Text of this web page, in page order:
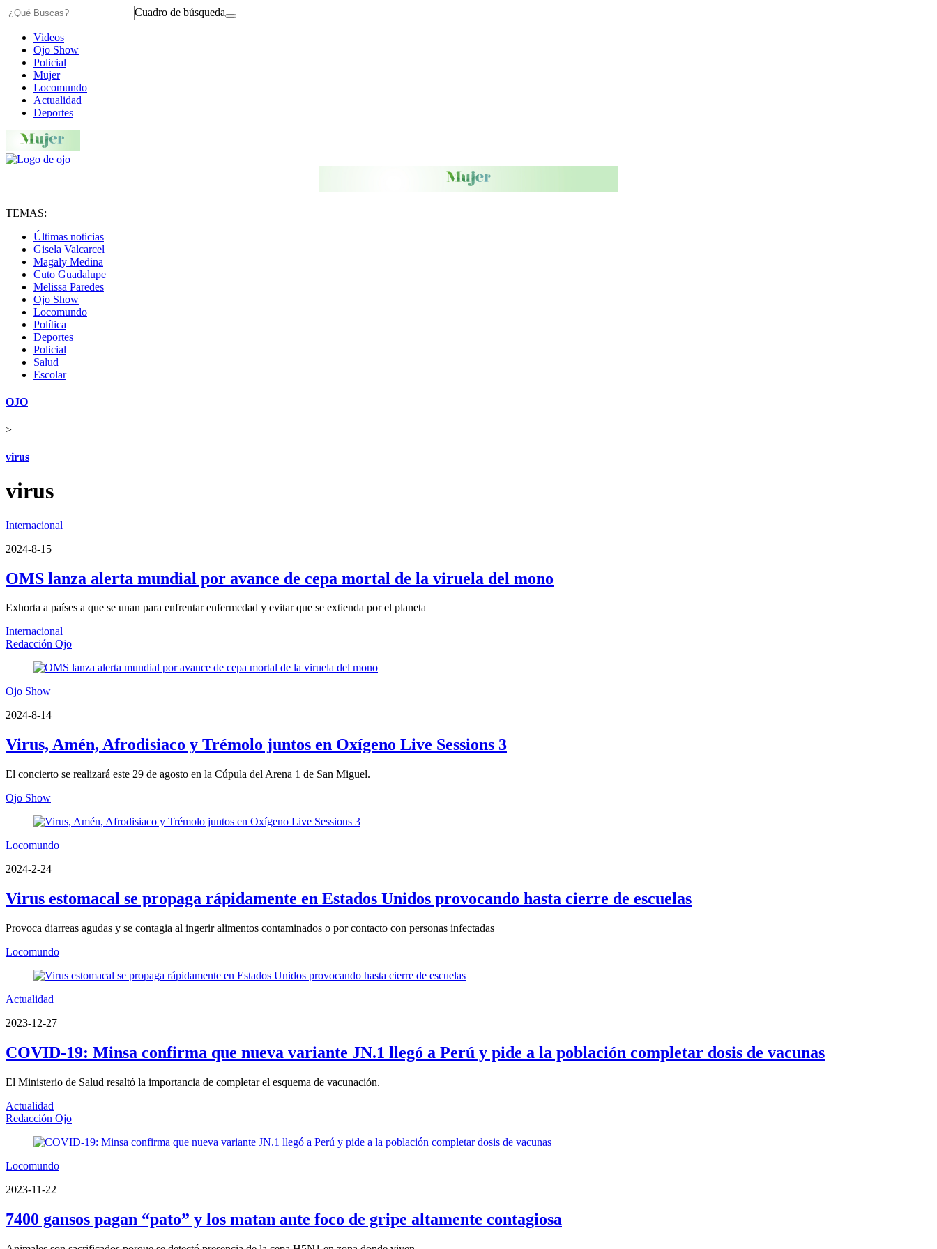
Cuadro de búsqueda
Videos
Ojo Show
Policial
Mujer
Locomundo
Actualidad
Deportes
TEMAS:
Últimas noticias
Gisela Valcarcel
Magaly Medina
Cuto Guadalupe
Melissa Paredes
Ojo Show
Locomundo
Política
Deportes
Policial
Salud
Escolar
OJO
>
virus
virus
Internacional
2024-8-15
OMS lanza alerta mundial por avance de cepa mortal de la viruela del mono
Exhorta a países a que se unan para enfrentar enfermedad y evitar que se extienda por el planeta
Internacional
Redacción Ojo
Ojo Show
2024-8-14
Virus, Amén, Afrodisiaco y Trémolo juntos en Oxígeno Live Sessions 3
El concierto se realizará este 29 de agosto en la Cúpula del Arena 1 de San Miguel.
Ojo Show
Locomundo
2024-2-24
Virus estomacal se propaga rápidamente en Estados Unidos provocando hasta cierre de escuelas
Provoca diarreas agudas y se contagia al ingerir alimentos contaminados o por contacto con personas infectadas
Locomundo
Actualidad
2023-12-27
COVID-19: Minsa confirma que nueva variante JN.1 llegó a Perú y pide a la población completar dosis de vacunas
El Ministerio de Salud resaltó la importancia de completar el esquema de vacunación.
Actualidad
Redacción Ojo
Locomundo
2023-11-22
7400 gansos pagan “pato” y los matan ante foco de gripe altamente contagiosa